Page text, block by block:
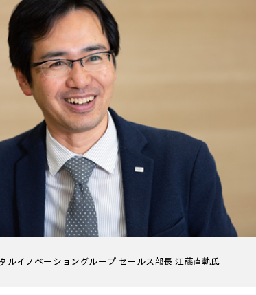
ルイノベーショングループ セールス部長 江藤直軌氏